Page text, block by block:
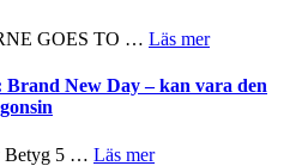
storform
Mauri?
Svärtan
–
om
GOES TO … Läs merom
Vegas
New Day – kan vara den
Betyg 5 … Läs merom